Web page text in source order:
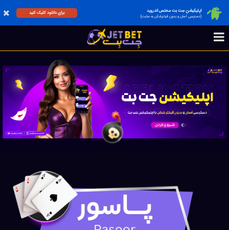
اپلیکیشن جت بت مختص اندروید
(دسترسی آسان و بدون فیلترشکن به سایت)
برای دانلود کلیک کنید